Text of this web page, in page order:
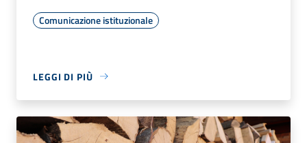
Comunicazione istituzionale
LEGGI DI PIÙ